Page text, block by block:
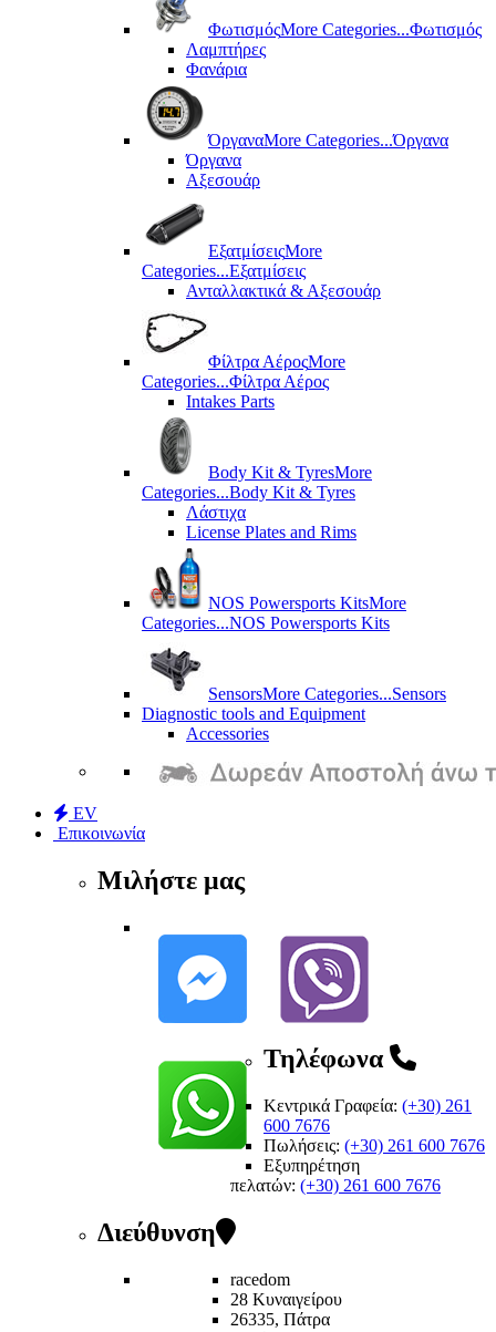
ΦωτισμόςMore Categories...Φωτισμός
Λαμπτήρες
Φανάρια
ΌργαναMore Categories...Όργανα
Όργανα
Αξεσουάρ
ΕξατμίσειςMore
Categories...Εξατμίσεις
Ανταλλακτικά & Αξεσουάρ
Φίλτρα ΑέροςMore
Categories...Φίλτρα Αέρος
Intakes Parts
Body Kit & TyresMore
Categories...Body Kit & Tyres
Λάστιχα
License Plates and Rims
NOS Powersports KitsMore
Categories...NOS Powersports Kits
SensorsMore Categories...Sensors
Diagnostic tools and Equipment
Accessories
EV
Επικοινωνία
Μιλήστε μας
Τηλέφωνα
Κεντρικά Γραφεία: (+30) 261
600 7676
Πωλήσεις: (+30) 261 600 7676
Εξυπηρέτηση
πελατών: (+30) 261 600 7676
Διεύθυνση
racedom
28 Κυναιγείρου
26335, Πάτρα